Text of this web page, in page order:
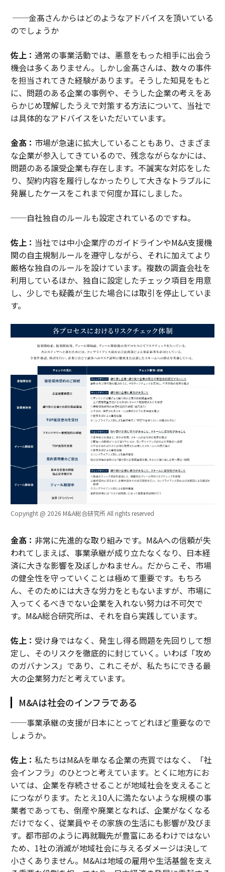
──金髙さんからはどのようなアドバイスを頂いている
のでしょうか
佐上： 通常の事業活動では、悪意をもった相手に出会う
機会は多くありません。しかし金髙さんは、数々の事件
を担当されてきた経験があります。そうした知見をもと
に、問題のある企業の事例や、そうした企業の考えをあ
らかじめ理解したうえで対策する方法について、当社で
は具体的なアドバイスをいただいています。
金髙： 市場が急速に拡大していることもあり、さまざま
な企業が参入してきているので、残念ながらなかには、
問題のある譲受企業も存在します。不誠実な対応をした
り、契約内容を履行しなかったりして大きなトラブルに
発展したケースをこれまで何度か耳にしました。
──自社独自のルールも設定されているのですね。
佐上： 当社では中小企業庁のガイドラインやM&A支援機
関の自主規制ルールを遵守しながら、それに加えてより
厳格な独自のルールを設けています。複数の調査会社を
利用しているほか、独自に設定したチェック項目を用意
し、少しでも疑義が生じた場合には取引を停止していま
す。
Copyright @ 2026 M&A総合研究所 All rights reserved
金髙： 非常に先進的な取り組みです。M&Aへの信頼が失
われてしまえば、事業承継が成り立たなくなり、日本経
済に大きな影響を及ぼしかねません。だからこそ、市場
の健全性を守っていくことは極めて重要です。もちろ
ん、そのためには大きな労力をともないますが、市場に
入ってくるべきでない企業を入れない努力は不可欠で
す。M&A総合研究所は、それを自ら実践しています。
佐上： 受け身ではなく、発生し得る問題を先回りして想
定し、そのリスクを徹底的に封じていく。いわば「攻め
のガバナンス」であり、これこそが、私たちにできる最
大の企業努力だと考えています。
M&Aは社会のインフラである
──事業承継の支援が日本にとってどれほど重要なので
しょうか。
佐上： 私たちはM&Aを単なる企業の売買ではなく、「社
会インフラ」のひとつと考えています。とくに地方にお
いては、企業を存続させることが地域社会を支えること
につながります。たとえ10人に満たないような規模の事
業者であっても、倒産や廃業となれば、企業がなくなる
だけでなく、従業員やその家族の生活にも影響が及びま
す。都市部のように再就職先が豊富にあるわけではない
ため、1社の消滅が地域社会に与えるダメージは決して
小さくありません。M&Aは地域の雇用や生活基盤を支え